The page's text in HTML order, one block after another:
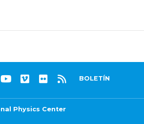
BOLETÍN
Physics Center